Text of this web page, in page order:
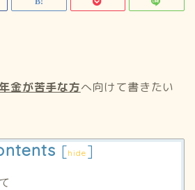
金が苦手な方へ向けて書きたい
[hide ]